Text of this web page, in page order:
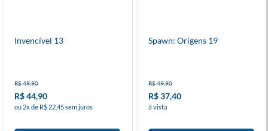
Invencível 13
R$ 49,90
R$ 44,90
ou 2x de R$ 22,45 sem juros
Spawn: Origens 19
R$ 49,90
R$ 37,40
à vista